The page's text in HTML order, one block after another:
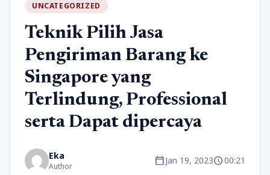
UNCATEGORIZED
Teknik Pilih Jasa
Pengiriman Barang ke
Singapore yang
Terlindung, Professional
serta Dapat dipercaya
Eka
Author calendar_todayJan 19, 2023schedule00:21